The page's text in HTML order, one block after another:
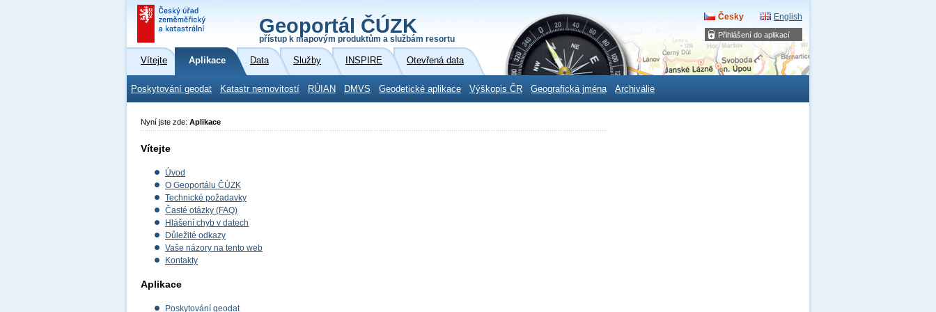
Přihlášení do aplikací
Geoportál ČÚZK
přístup k mapovým produktům a službám resortu
Česky English
Vítejte Aplikace Data Služby INSPIRE Otevřená data
Poskytování geodat Katastr nemovitostí RÚIAN DMVS Geodetické aplikace Výškopis ČR Geografická jména Archiválie
Nyní jste zde: Aplikace
Vítejte
Úvod
O Geoportálu ČÚZK
Technické požadavky
Časté otázky (FAQ)
Hlášení chyb v datech
Důležité odkazy
Vaše názory na tento web
Kontakty
Aplikace
Poskytování geodat